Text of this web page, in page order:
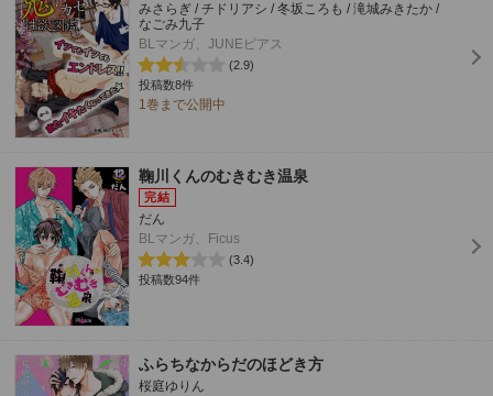
みさらぎ / チドリアシ / 冬坂ころも / 滝城みきたか /
なごみ九子
BLマンガ、JUNEピアス
(2.9)
投稿数8件
1巻まで公開中
鞠川くんのむきむき温泉
だん
BLマンガ、Ficus
(3.4)
投稿数94件
ふらちなからだのほどき方
桜庭ゆりん